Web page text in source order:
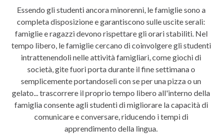
Essendo gli studenti ancora minorenni, le famiglie sono a
completa disposizione e garantiscono sulle uscite serali:
famiglie e ragazzi devono rispettare gli orari stabiliti. Nel
tempo libero, le famiglie cercano di coinvolgere gli studenti
intrattenendoli nelle attività famigliari, come giochi di
società, gite fuori porta durante il fine settimana o
semplicemente portandoseli con se per una pizza o un
gelato... trascorrere il proprio tempo libero all'interno della
famiglia consente agli studenti di migliorare la capacità di
comunicare e conversare, riducendo i tempi di
apprendimento della lingua.